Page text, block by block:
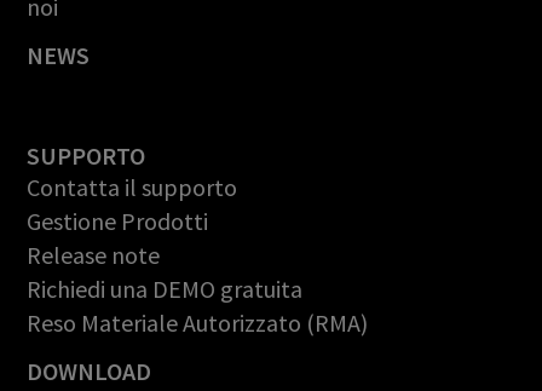
noi
NEWS
SUPPORTO
Contatta il supporto
Gestione Prodotti
Release note
Richiedi una DEMO gratuita
Reso Materiale Autorizzato (RMA)
DOWNLOAD